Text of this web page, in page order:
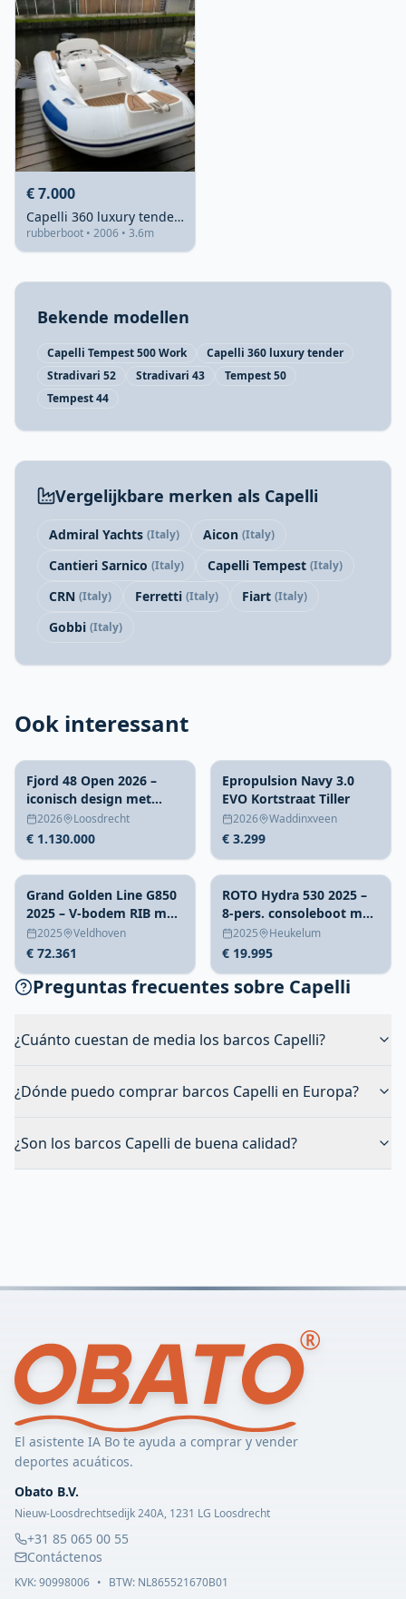
€ 7.000
Capelli 360 luxury tender hypalon boot
rubberboot • 2006 • 3.6m
Bekende modellen
Capelli Tempest 500 Work
Capelli 360 luxury tender
Stradivari 52
Stradivari 43
Tempest 50
Tempest 44
Vergelijkbare merken als Capelli
Admiral Yachts (Italy) Aicon (Italy)
Cantieri Sarnico (Italy) Capelli Tempest (Italy)
CRN (Italy) Ferretti (Italy) Fiart (Italy)
Gobbi (Italy)
Ook interessant
Fjord 48 Open 2026 –
iconisch design met
futuristische stuur
2026 Loosdrecht
€ 1.130.000
Epropulsion Navy 3.0
EVO Kortstraat Tiller
2026 Waddinxveen
€ 3.299
Grand Golden Line G850
2025 – V-bodem RIB met
day cruiser luxe
2025 Veldhoven
€ 72.361
ROTO Hydra 530 2025 –
8-pers. consoleboot met
AirStep
2025 Heukelum
€ 19.995
Preguntas frecuentes sobre Capelli
¿Cuánto cuestan de media los barcos Capelli?
¿Dónde puedo comprar barcos Capelli en Europa?
¿Son los barcos Capelli de buena calidad?
El asistente IA Bo te ayuda a comprar y vender
deportes acuáticos.
Obato B.V.
Nieuw-Loosdrechtsedijk 240A, 1231 LG Loosdrecht
+31 85 065 00 55
Contáctenos
KVK:90998006 • BTW: NL865521670B01